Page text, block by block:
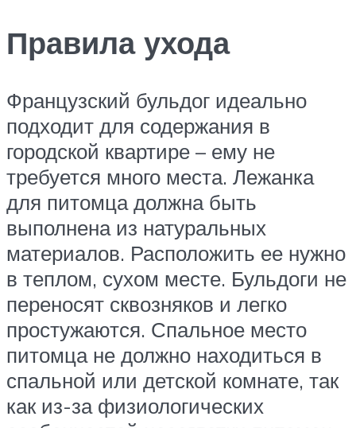
Правила ухода
Французский бульдог идеально
подходит для содержания в
городской квартире – ему не
требуется много места. Лежанка
для питомца должна быть
выполнена из натуральных
материалов. Расположить ее нужно
в теплом, сухом месте. Бульдоги не
переносят сквозняков и легко
простужаются. Спальное место
питомца не должно находиться в
спальной или детской комнате, так
как из-за физиологических